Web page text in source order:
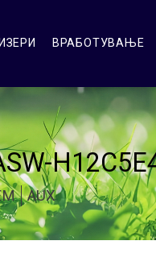
ВРАБОТУВАЊЕ
AUX